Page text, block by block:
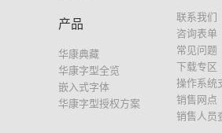
产品
华康典藏
华康字型全览
嵌入式字体
华康字型授权方案
联系我们
咨询表单
常见问题
下载专区
操作系统
销售网点
销售人员